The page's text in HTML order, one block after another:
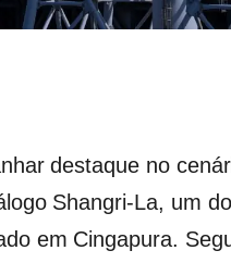
destaque no
Shangri-La, um
em Cingapura.